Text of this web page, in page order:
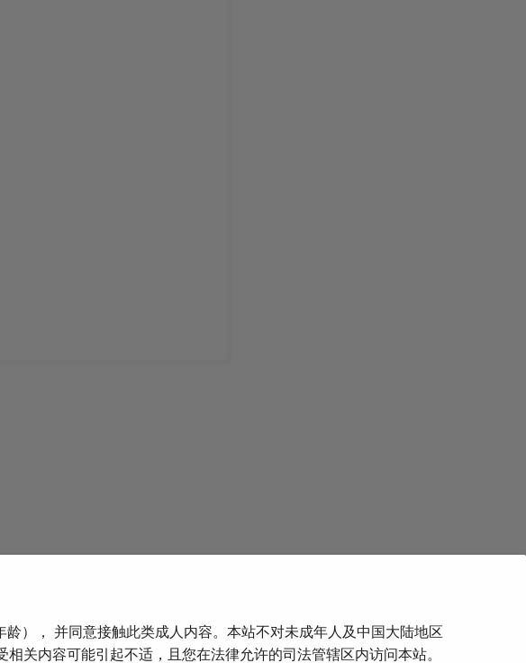
下一页
2013年成功显微外科阴茎再植案例报告
）， 并同意接触此类成人内容。本站不对未成年人及中国大陆地区
关内容可能引起不适，且您在法律允许的司法管辖区内访问本站。